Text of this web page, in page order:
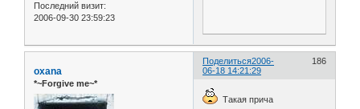
Последний визит:
2006-09-30 23:59:23
Поделиться 186
2006-
06-18 14:21:29
oxana
*~Forgive me~*
Такая прича